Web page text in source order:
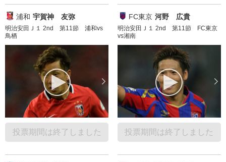
浦和 宇賀神 友弥
明治安田Ｊ１ 2nd 第11節 浦和vs
鳥栖
投票期間は終了しました
FC東京 河野 広貴
明治安田Ｊ１ 2nd 第11節 FC東京
vs湘南
投票期間は終了しました